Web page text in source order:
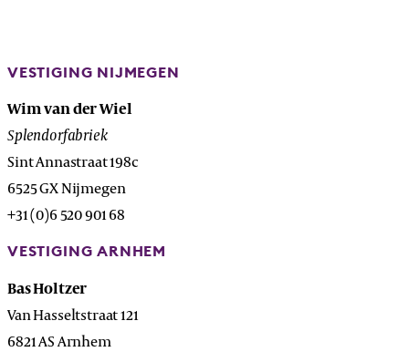
VESTIGING NIJMEGEN
Wim van der Wiel
Splendorfabriek
Sint Annastraat 198c
6525 GX Nijmegen
+31 (0)6 520 901 68
VESTIGING ARNHEM
Bas Holtzer
Van Hasseltstraat 121
6821 AS Arnhem